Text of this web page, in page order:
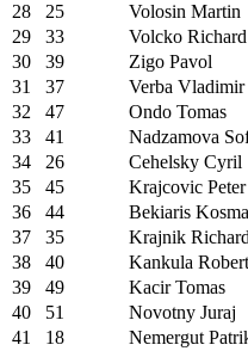
28
25 Volosin Martin
29
33 Volcko Richard
30
39 Zigo Pavol
31
37 Verba Vladimir
32
47 Ondo Tomas
33
41 Nadzamova
34
26 Cehelsky Cyril
35
45 Krajcovic Peter
36
44 Bekiaris
37
35 Krajnik Richard
38
40 Kankula Robert
39
49 Kacir Tomas
40
51 Novotny Juraj
41
18 Nemergut